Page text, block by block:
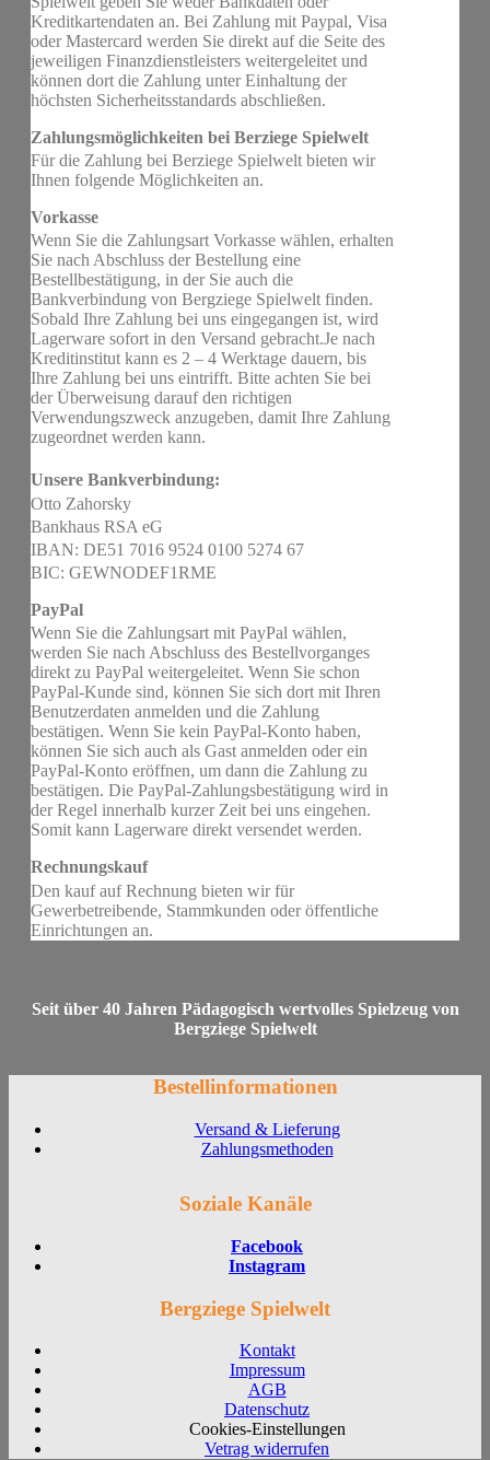
Kreditkartendaten an. Bei Zahlung mit Paypal, Visa
oder Mastercard werden Sie direkt auf die Seite des
jeweiligen Finanzdienstleisters weitergeleitet und
können dort die Zahlung unter Einhaltung der
höchsten Sicherheitsstandards abschließen.
Zahlungsmöglichkeiten bei Berziege Spielwelt
Für die Zahlung bei Berziege Spielwelt bieten wir
Ihnen folgende Möglichkeiten an.
Vorkasse
Wenn Sie die Zahlungsart Vorkasse wählen, erhalten
Sie nach Abschluss der Bestellung eine
Bestellbestätigung, in der Sie auch die
Bankverbindung von Bergziege Spielwelt finden.
Sobald Ihre Zahlung bei uns eingegangen ist, wird
Lagerware sofort in den Versand gebracht.Je nach
Kreditinstitut kann es 2 – 4 Werktage dauern, bis
Ihre Zahlung bei uns eintrifft. Bitte achten Sie bei
der Überweisung darauf den richtigen
Verwendungszweck anzugeben, damit Ihre Zahlung
zugeordnet werden kann.
Unsere Bankverbindung:
Otto Zahorsky
Bankhaus RSA eG
IBAN: DE51 7016 9524 0100 5274 67
BIC: GEWNODEF1RME
PayPal
Wenn Sie die Zahlungsart mit PayPal wählen,
werden Sie nach Abschluss des Bestellvorganges
direkt zu PayPal weitergeleitet. Wenn Sie schon
PayPal-Kunde sind, können Sie sich dort mit Ihren
Benutzerdaten anmelden und die Zahlung
bestätigen. Wenn Sie kein PayPal-Konto haben,
können Sie sich auch als Gast anmelden oder ein
PayPal-Konto eröffnen, um dann die Zahlung zu
bestätigen. Die PayPal-Zahlungsbestätigung wird in
der Regel innerhalb kurzer Zeit bei uns eingehen.
Somit kann Lagerware direkt versendet werden.
Rechnungskauf
Den kauf auf Rechnung bieten wir für
Gewerbetreibende, Stammkunden oder öffentliche
Einrichtungen an.
Seit über 40 Jahren Pädagogisch wertvolles Spielzeug von
Bergziege Spielwelt
Bestellinformationen
Versand & Lieferung
Zahlungsmethoden
Soziale Kanäle
Facebook
Instagram
Bergziege Spielwelt
Kontakt
Impressum
AGB
Datenschutz
Cookies-Einstellungen
Vetrag widerrufen